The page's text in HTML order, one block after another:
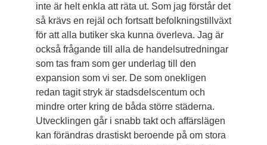
inte är helt enkla att räta ut. Som jag förstår det
så krävs en rejäl och fortsatt befolkningstillväxt
för att alla butiker ska kunna överleva. Jag är
också frågande till alla de handelsutredningar
som tas fram som ger underlag till den
expansion som vi ser. De som onekligen
redan tagit stryk är stadsdels­centum och
mindre orter kring de båda större städerna.
Utvecklingen går i snabb takt och affärslägen
kan förändras drastiskt beroende på om stora